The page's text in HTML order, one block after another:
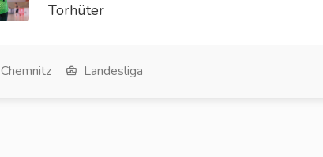
Torhüter
Chemnitz Landesliga